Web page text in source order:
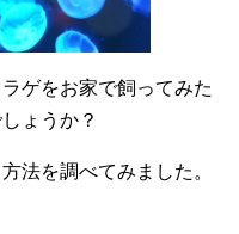
ゲをお家で飼ってみた
ょうか？
法を調べてみました。